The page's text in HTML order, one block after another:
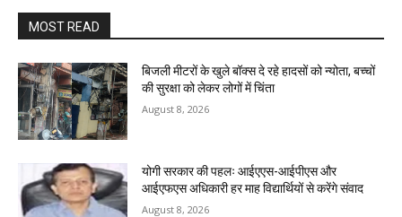
MOST READ
बिजली मीटरों के खुले बॉक्स दे रहे हादसों को न्योता, बच्चों
की सुरक्षा को लेकर लोगों में चिंता
August 8, 2026
योगी सरकार की पहलः आईएएस-आईपीएस और
आईएफएस अधिकारी हर माह विद्यार्थियों से करेंगे संवाद
August 8, 2026